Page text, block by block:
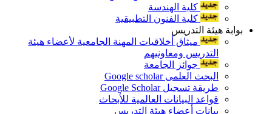
كلية الهندسة
كلية الفنون التطبيقية
بوابة هيئة التدريس
ميثاق أخلاقيات المهنة الجامعية لأعضاء هيئة
التدريس ومعاونيهم
جوائز الجامعة
البحث العلمى Google scholar
طريقة تسجيل Google Scholar
قواعد البيانات العالمية للأبحاث
بيانات أعضاء هيئة التدريس